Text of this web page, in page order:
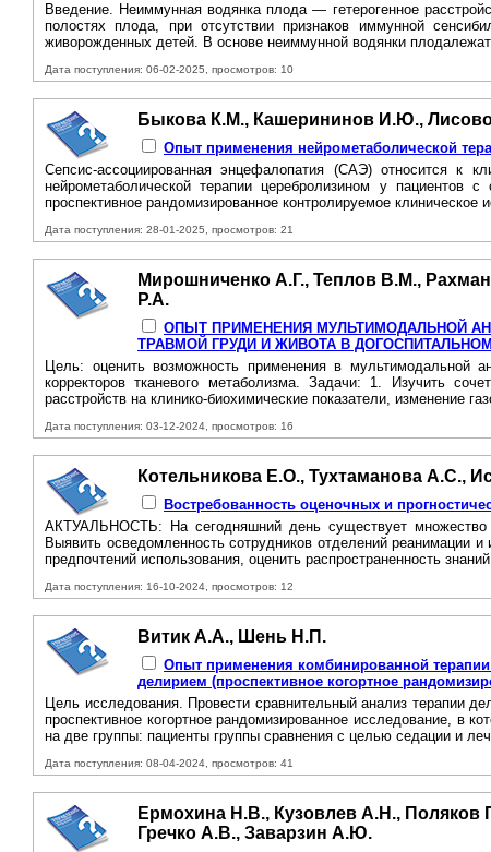
Введение. Неиммунная водянка плода — гетерогенное
полостях плода, при отсутствии признаков иммунной
живорожденных детей. B основе неиммунной водянки
Дата поступления: 06-02-2025, просмотров: 10
Быкова К.М., Кашерининов И.Ю.,
Опыт применения нейрометаболической
Сепсис-ассоциированная энцефалопатия (САЭ) относится к
нейрометаболической терапии церебролизином у пациентов
проспективное рандомизированное контролируемое
Дата поступления: 28-01-2025, просмотров: 21
Мирошниченко А.Г., Теплов В.М.,
Р.А.
ОПЫТ ПРИМЕНЕНИЯ МУЛЬТИМОДАЛЬНОЙ
ТРАВМОЙ ГРУДИ И ЖИВОТА B
Цель: оценить возможность применения в мультимодальной
корректоров тканевого метаболизма. Задачи: 1. Изучить
расстройств на клинико-биохимические показатели, изменение
Дата поступления: 03-12-2024, просмотров: 16
Котельникова Е.О., Тухтаманова А.С.,
Востребованность оценочных и
АКТУАЛЬНОСТЬ: Ha сегодняшний день существует
Выявить осведомленность сотрудников отделений реанимации
предпочтений использования, оценить распространенность
Дата поступления: 16-10-2024, просмотров: 12
Витик А.А., Шень Н.П.
Опыт применения комбинированной
делирием (проспективное когортное
Цель исследования. Провести сравнительный анализ терапии
проспективное когортное рандомизированное исследование, в
на две группы: пациенты группы сравнения с целью седации и
Дата поступления: 08-04-2024, просмотров: 41
Ермохина Н.В., Кузовлев А.Н.,
Гречко А.В., Заварзин А.Ю.